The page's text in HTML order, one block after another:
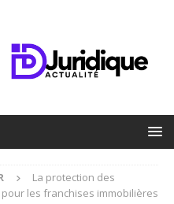
La protection des
les franchises immobilières